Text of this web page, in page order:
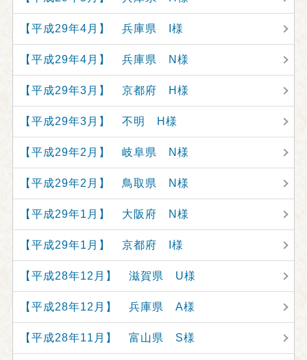
【平成29年4月】 兵庫県 I様
【平成29年4月】 兵庫県 N様
【平成29年3月】 京都府 H様
【平成29年3月】 不明 H様
【平成29年2月】 岐阜県 N様
【平成29年2月】 鳥取県 N様
【平成29年1月】 大阪府 N様
【平成29年1月】 京都府 I様
【平成28年12月】 滋賀県 U様
【平成28年12月】 兵庫県 A様
【平成28年11月】 富山県 S様